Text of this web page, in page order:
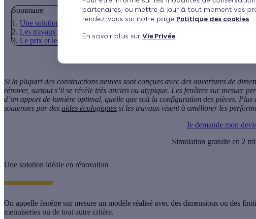
partenaires, ou mettre à jour à tout moment vos
rendez-vous sur notre page Politique des cookies
En savoir plus sur Vie Privée
Sommaire
Une solution idéale en rénovation
Les travaux pour installer une fenêtre sur mesure
Le prix et les aides disponibles
Si la plupart des constructions neuves sont conçues avec des ouvertures de
rénover, surtout s’il se révèle très ancien ou atypique. Les fenêtres sur mesure
d’un apport de lumière optimal , quelle que soit la configuration des pièces.
soutenues par des aides écologiques si les travaux visent à améliorer les
Je demande mon
Simulation gratuite en 2
Une solution idéale en rénovation
On appelle fenêtre sur mesure un modèle réalisé avec des dimensions ou des
menuiseries ou de tout autre critère.